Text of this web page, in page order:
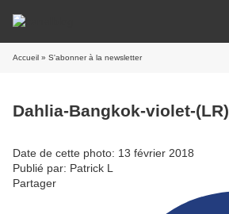
Accueil » S'abonner à la newsletter
Dahlia-Bangkok-violet-(LR)
Date de cette photo: 13 février 2018
Publié par: Patrick L
Partager